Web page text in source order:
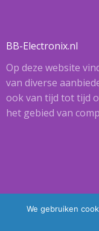
BB-Electronix.nl
Op deze website
van diverse
ook van tijd tot tijd
het gebied van
We gebruiken